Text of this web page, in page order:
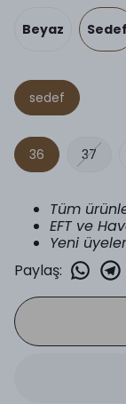
Beyaz Sedef
sedef
36 37
Tüm
EFT ve
Yeni
Paylaş: